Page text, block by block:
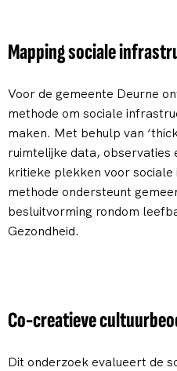
Mapping sociale
Voor de gemeente Deurne
methode om sociale
maken. Met behulp van
ruimtelijke data, observaties
kritieke plekken voor
methode ondersteunt
besluitvorming rondom
Gezondheid.
Co-creatieve
Dit onderzoek evalueert de